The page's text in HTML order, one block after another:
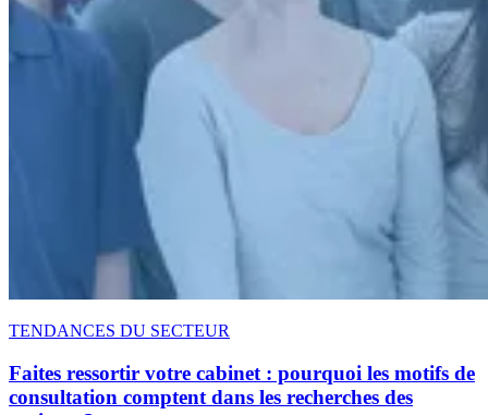
TENDANCES DU SECTEUR
Faites ressortir votre cabinet : pourquoi les motifs de
consultation comptent dans les recherches des